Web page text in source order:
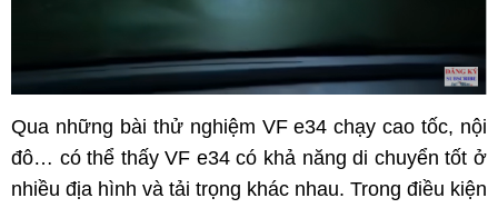
Qua những bài thử nghiệm VF e34 chạy cao tốc, nội
đô… có thể thấy VF e34 có khả năng di chuyển tốt ở
nhiều địa hình và tải trọng khác nhau. Trong điều kiện